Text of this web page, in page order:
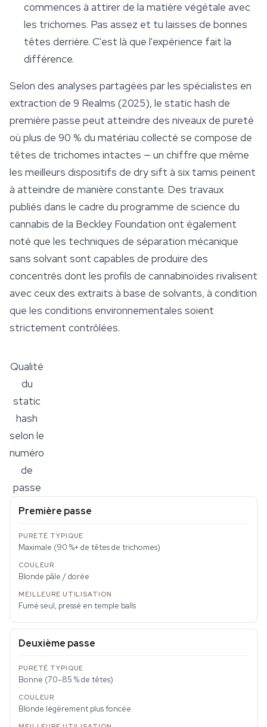
commences à attirer de la matière végétale avec
les trichomes. Pas assez et tu laisses de bonnes
têtes derrière. C'est là que l'expérience fait la
différence.
Selon des analyses partagées par les spécialistes en
extraction de 9 Realms (2025), le static hash de
première passe peut atteindre des niveaux de pureté
où plus de 90 % du matériau collecté se compose de
têtes de trichomes intactes — un chiffre que même
les meilleurs dispositifs de dry sift à six tamis peinent
à atteindre de manière constante. Des travaux
publiés dans le cadre du programme de science du
cannabis de la Beckley Foundation ont également
noté que les techniques de séparation mécanique
sans solvant sont capables de produire des
concentrés dont les profils de cannabinoïdes rivalisent
avec ceux des extraits à base de solvants, à condition
que les conditions environnementales soient
strictement contrôlées.
Qualité
du
static
hash
selon le
numéro
de
passe
Première passe
Maximale (90 %+ de têtes de trichomes)
Blonde pâle / dorée
Fumé seul, pressé en temple balls
Deuxième passe
Bonne (70–85 % de têtes)
Blonde légèrement plus foncée